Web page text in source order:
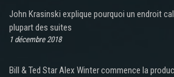
John Krasinski explique pourquoi un endroit
plupart des suites
1 décembre 2018
Bill & Ted Star Alex Winter commence la